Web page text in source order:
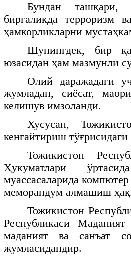
Бундан ташқари,
биргаликда терроризм
ҳамкорликларни
Шунингдек, бир
юзасидан ҳам мазмунли
Олий даражадаги
жумладан, сиёсат,
келишув имзоланди.
Хусусан,
кенгайтириш
Тожикистон
Ҳукуматлари
муассасаларида
меморандум алмашиш
Тожикистон
Республикаси
маданият ва санъат
жумласидандир.